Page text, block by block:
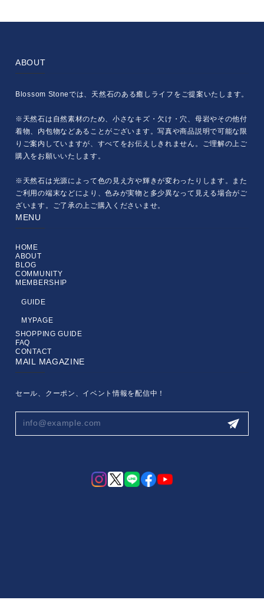
ABOUT
Blossom Stoneでは、天然石のある癒しライフをご提案いたします。
※天然石は自然素材のため、小さなキズ・欠け・穴、母岩やその他付
着物、内包物などあることがございます。写真や商品説明で可能な限
りご案内していますが、すべてをお伝えしきれません。ご理解の上ご
購入をお願いいたします。
※天然石は光源によって色の見え方や輝きが変わったりします。また
ご利用の端末などにより、色みが実物と多少異なって見える場合がご
ざいます。ご了承の上ご購入くださいませ。
MENU
HOME
ABOUT
BLOG
COMMUNITY
MEMBERSHIP
GUIDE
MYPAGE
SHOPPING GUIDE
FAQ
CONTACT
MAIL MAGAZINE
セール、クーポン、イベント情報を配信中！